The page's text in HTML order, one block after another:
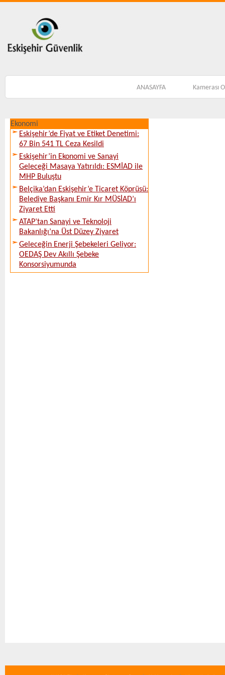
ANASAYFA Kamerası
Ekonomi
Eskişehir’de Fiyat ve Etiket Denetimi:
67 Bin 541 TL Ceza Kesildi
Eskişehir’in Ekonomi ve Sanayi
Geleceği Masaya Yatırıldı: ESMİAD ile
MHP Buluştu
Belçika’dan Eskişehir’e Ticaret Köprüsü:
Belediye Başkanı Emir Kır MÜSİAD’ı
Ziyaret Etti
ATAP’tan Sanayi ve Teknoloji
Bakanlığı’na Üst Düzey Ziyaret
Geleceğin Enerji Şebekeleri Geliyor:
OEDAŞ Dev Akıllı Şebeke
Konsorsiyumunda